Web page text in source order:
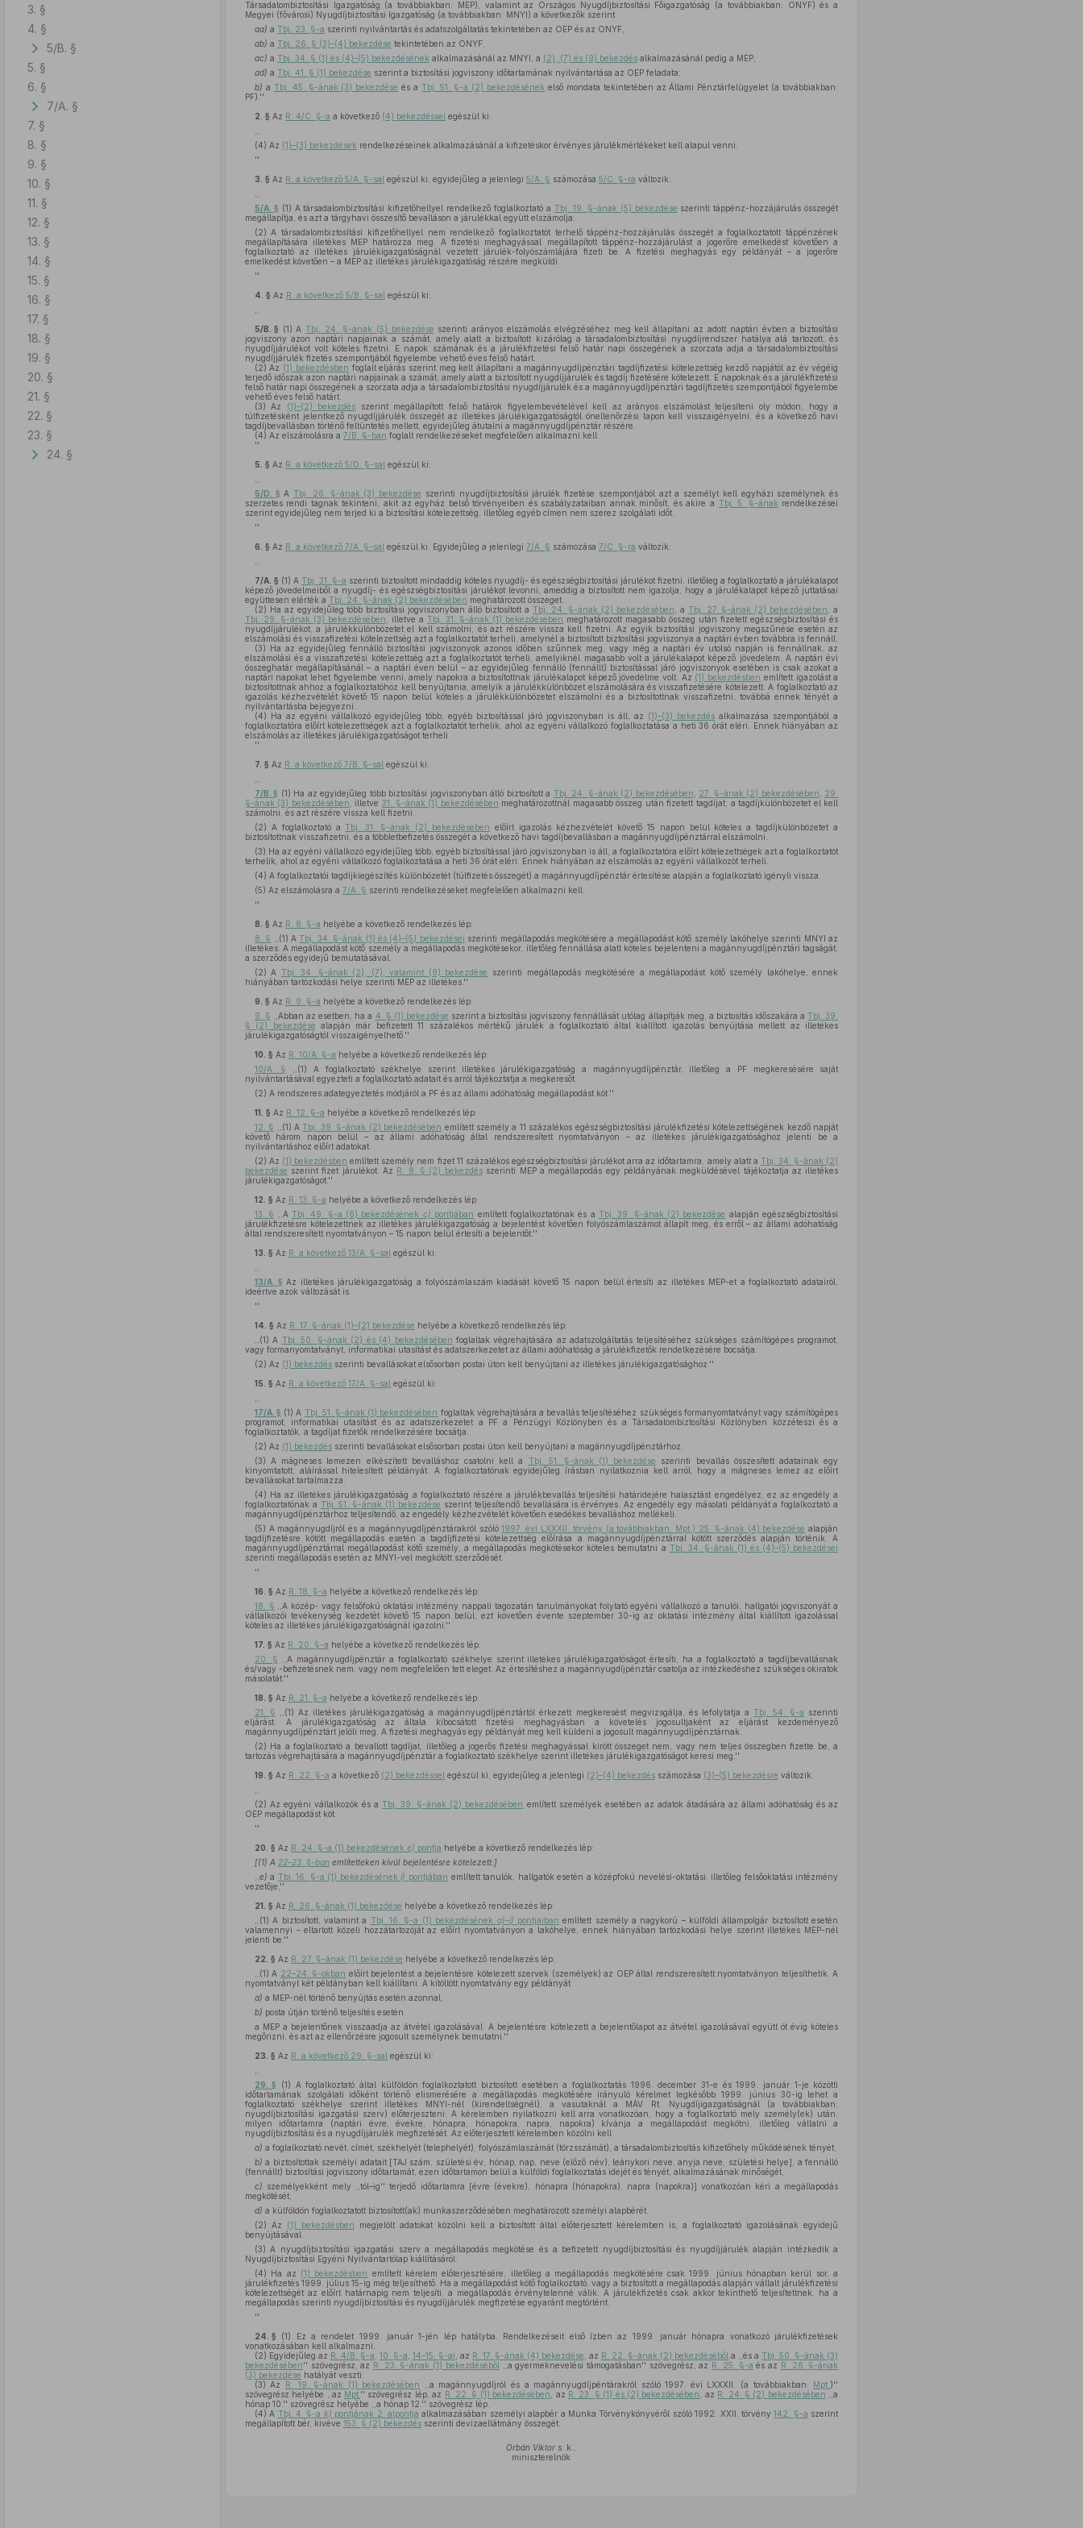
3. §
4. §
5/B. §
5. §
6. §
7/A. §
7. §
8. §
9. §
10. §
11. §
12. §
13. §
14. §
15. §
16. §
17. §
18. §
19. §
20. §
21. §
22. §
23. §
24. §
Társadalombiztosítási Igazgatóság (a továbbiakban: MEP), valamint az Országos Nyugdíjbiztosítási Főigazgatóság (a továbbiakban: ONYF) és a
Megyei (fővárosi) Nyugdíjbiztosítási Igazgatóság (a továbbiakban: MNYI) a következők szerint:
aa) a Tbj. 23. §-a szerinti nyilvántartás és adatszolgáltatás tekintetében az OEP és az ONYF,
ab) a Tbj. 26. § (3)–(4) bekezdése tekintetében az ONYF,
ac) a Tbj. 34. § (1) és (4)–(5) bekezdésének alkalmazásánál az MNYI, a (2), (7) és (9) bekezdésalkalmazásánál pedig a MEP,
ad) a Tbj. 41. § (1) bekezdése szerint a biztosítási jogviszony időtartamának nyilvántartása az OEP feladata;
b) a Tbj. 45. §-ának (3) bekezdése és a Tbj. 51. §-a (2) bekezdésének első mondata tekintetében az Állami Pénztárfelügyelet (a továbbiakban:
PF).''
2. § Az R. 4/C. §-a a következő (4) bekezdéssel egészül ki:
(4) Az (1)–(3) bekezdések rendelkezéseinek alkalmazásánál a kifizetéskor érvényes járulékmértékeket kell alapul venni.
''
3. § Az R. a következő 5/A. §-sal egészül ki, egyidejűleg a jelenlegi 5/A. § számozása 5/C. §-ra változik:
5/A. § (1) A társadalombiztosítási kifizetőhellyel rendelkező foglalkoztató a Tbj. 19. §-ának (5) bekezdése szerinti táppénz-hozzájárulás összegét
megállapítja, és azt a tárgyhavi összesítő bevalláson a járulékkal együtt elszámolja.
(2) A társadalombiztosítási kifizetőhellyel nem rendelkező foglalkoztatót terhelő táppénz-hozzájárulás összegét a foglalkoztatott táppénzének
megállapítására illetékes MEP határozza meg. A fizetési meghagyással megállapított táppénz-hozzájárulást a jogerőre emelkedést követően a
foglalkoztató az illetékes járulékigazgatóságnál vezetett járulék-folyószámlájára fizeti be. A fizetési meghagyás egy példányát – a jogerőre
emelkedést követően – a MEP az illetékes járulékigazgatóság részére megküldi.
''
4. § Az R. a következő 5/B. §-sal egészül ki:
5/B. § (1) A Tbj. 24. §-ának (5) bekezdése szerinti arányos elszámolás elvégzéséhez meg kell állapítani az adott naptári évben a biztosítási
jogviszony azon naptári napjainak a számát, amely alatt a biztosított kizárólag a társadalombiztosítási nyugdíjrendszer hatálya alá tartozott, és
nyugdíjjárulékot volt köteles fizetni. E napok számának és a járulékfizetési felső határ napi összegének a szorzata adja a társadalombiztosítási
nyugdíjjárulék fizetés szempontjából figyelembe vehető éves felső határt.
(2) Az (1) bekezdésben foglalt eljárás szerint meg kell állapítani a magánnyugdíjpénztári tagdíjfizetési kötelezettség kezdő napjától az év végéig
terjedő időszak azon naptári napjainak a számát, amely alatt a biztosított nyugdíjjárulék és tagdíj fizetésére kötelezett. E napoknak és a járulékfizetési
felső határ napi összegének a szorzata adja a társadalombiztosítási nyugdíjjárulék és a magánnyugdíjpénztári tagdíjfizetés szempontjából figyelembe
vehető éves felső határt.
(3) Az (1)–(2) bekezdés szerint megállapított felső határok figyelembevételével kell az arányos elszámolást teljesíteni oly módon, hogy a
túlfizetésként jelentkező nyugdíjjárulék összegét az illetékes járulékigazgatóságtól önellenőrzési lapon kell visszaigényelni, és a következő havi
tagdíjbevallásban történő feltüntetés mellett, egyidejűleg átutalni a magánnyugdíjpénztár részére.
(4) Az elszámolásra a 7/B. §-ban foglalt rendelkezéseket megfelelően alkalmazni kell.
''
5. § Az R. a következő 5/D. §-sal egészül ki:
5/D. § A Tbj. 26. §-ának (3) bekezdése szerinti nyugdíjbiztosítási járulék fizetése szempontjából azt a személyt kell egyházi személynek és
szerzetes rendi tagnak tekinteni, akit az egyház belső törvényeiben és szabályzataiban annak minősít, és akire a Tbj. 5. §-ának rendelkezései
szerint egyidejűleg nem terjed ki a biztosítási kötelezettség, illetőleg egyéb címen nem szerez szolgálati időt.
''
6. § Az R. a következő 7/A. §-sal egészül ki. Egyidejűleg a jelenlegi 7/A. § számozása 7/C. §-ra változik:
7/A. § (1) A Tbj. 31. §-a szerinti biztosított mindaddig köteles nyugdíj- és egészségbiztosítási járulékot fizetni, illetőleg a foglalkoztató a járulékalapot
képező jövedelmeiből a nyugdíj- és egészségbiztosítási járulékot levonni, ameddig a biztosított nem igazolja, hogy a járulékalapot képező juttatásai
együttesen elérték a Tbj. 24. §-ának (2) bekezdésében meghatározott összeget.
(2) Ha az egyidejűleg több biztosítási jogviszonyban álló biztosított a Tbj. 24. §-ának (2) bekezdésében , a Tbj. 27. §-ának (2) bekezdésében
, a
Tbj. 29. §-ának (3) bekezdésében , illetve a Tbj. 31. §-ának (1) bekezdésében meghatározott magasabb összeg után fizetett egészségbiztosítási és
nyugdíjjárulékot, a járulékkülönbözetet el kell számolni, és azt részére vissza kell fizetni. Az egyik biztosítási jogviszony megszűnése esetén az
elszámolási és visszafizetési kötelezettség azt a foglalkoztatót terheli, amelynél a biztosított biztosítási jogviszonya a naptári évben továbbra is fennáll.
(3) Ha az egyidejűleg fennálló biztosítási jogviszonyok azonos időben szűnnek meg, vagy még a naptári év utolsó napján is fennállnak, az
elszámolási és a visszafizetési kötelezettség azt a foglalkoztatót terheli, amelyiknél magasabb volt a járulékalapot képező jövedelem. A naptári évi
összeghatár megállapításánál – a naptári éven belül – az egyidejűleg fennálló (fennállt) biztosítással járó jogviszonyok esetében is csak azokat a
naptári napokat lehet figyelembe venni, amely napokra a biztosítottnak járulékalapot képező jövedelme volt. Az (1) bekezdésben említett igazolást a
biztosítottnak ahhoz a foglalkoztatóhoz kell benyújtania, amelyik a járulékkülönbözet elszámolására és visszafizetésére kötelezett. A foglalkoztató az
igazolás kézhezvételét követő 15 napon belül köteles a járulékkülönbözetet elszámolni és a biztosítottnak visszafizetni, továbbá ennek tényét a
nyilvántartásba bejegyezni.
(4) Ha az egyéni vállalkozó egyidejűleg több, egyéb biztosítással járó jogviszonyban is áll, az (1)–(3) bekezdés alkalmazása szempontjából a
foglalkoztatóra előírt kötelezettségek azt a foglalkoztatót terhelik, ahol az egyéni vállalkozó foglalkoztatása a heti 36 órát eléri. Ennek hiányában az
elszámolás az illetékes járulékigazgatóságot terheli.
''
7. § Az R. a következő 7/B. §-sal egészül ki:
7/B. § (1) Ha az egyidejűleg több biztosítási jogviszonyban álló biztosított a Tbj. 24. §-ának (2) bekezdésében 27. §-ának (2) bekezdésében
29.
§-ának (3) bekezdésében , illetve31. §-ának (1) bekezdésében meghatározottnál magasabb összeg után fizetett tagdíjat, a tagdíjkülönbözetet el kell
számolni, és azt részére vissza kell fizetni.
(2) A foglalkoztató a Tbj. 31. §-ának (2) bekezdésében előírt igazolás kézhezvételét követő 15 napon belül köteles a tagdíjkülönbözetet a
biztosítottnak visszafizetni, és a többletbefizetés összegét a következő havi tagdíjbevallásban a magánnyugdíjpénztárral elszámolni.
(3) Ha az egyéni vállalkozó egyidejűleg több, egyéb biztosítással járó jogviszonyban is áll, a foglalkoztatóra előírt kötelezettségek azt a foglalkoztatót
terhelik, ahol az egyéni vállalkozó foglalkoztatása a heti 36 órát eléri. Ennek hiányában az elszámolás az egyéni vállalkozót terheli.
(4) A foglalkoztatói tagdíjkiegészítés különbözetét (túlfizetés összegét) a magánnyugdíjpénztár értesítése alapján a foglalkoztató igényli vissza.
(5) Az elszámolásra a 7/A. § szerinti rendelkezéseket megfelelően alkalmazni kell.
''
8. § Az R. 8. §-a helyébe a következő rendelkezés lép:
8. §
,,(1) A Tbj. 34. §-ának (1) és (4)–(5) bekezdései szerinti megállapodás megkötésére a megállapodást kötő személy lakóhelye szerinti MNYI az
illetékes. A megállapodást kötő személy a megállapodás megkötésekor, illetőleg fennállása alatt köteles bejelenteni a magánnyugdíjpénztári tagságát,
a szerződés egyidejű bemutatásával.
(2) A Tbj. 34. §-ának (2), (7), valamint (9) bekezdése
szerinti megállapodás megkötésére a megállapodást kötő személy lakóhelye, ennek
hiányában tartózkodási helye szerinti MEP az illetékes.''
9. § Az R. 9. §-a helyébe a következő rendelkezés lép:
9. § ,,Abban az esetben, ha a 4. § (1) bekezdése szerint a biztosítási jogviszony fennállását utólag állapítják meg, a biztosítás időszakára a Tbj. 39.
§ (2) bekezdése alapján már befizetett 11 százalékos mértékű járulék a foglalkoztató által kiállított igazolás benyújtása mellett az illetékes
járulékigazgatóságtól visszaigényelhető.''
10. § Az R. 10/A. §-a helyébe a következő rendelkezés lép:
10/A. §
,,(1) A foglalkoztató székhelye szerint illetékes járulékigazgatóság a magánnyugdíjpénztár, illetőleg a PF megkeresésére saját
nyilvántartásával egyezteti a foglalkoztató adatait és arról tájékoztatja a megkeresőt.
(2) A rendszeres adategyeztetés módjáról a PF és az állami adóhatóság megállapodást köt.''
11. § Az R. 12. §-a helyébe a következő rendelkezés lép:
12. §
,,(1) A Tbj. 39. §-ának (2) bekezdésében említett személy a 11 százalékos egészségbiztosítási járulékfizetési kötelezettségének kezdő napját
követő három napon belül – az állami adóhatóság által rendszeresített nyomtatványon – az illetékes járulékigazgatósághoz jelenti be a
nyilvántartáshoz előírt adatokat.
(2) Az (1) bekezdésben említett személy nem fizet 11 százalékos egészségbiztosítási járulékot arra az időtartamra, amely alatt a Tbj. 34. §-ának (2)
bekezdése szerint fizet járulékot. Az R. 8. § (2) bekezdésszerinti MEP a megállapodás egy példányának megküldésével tájékoztatja az illetékes
járulékigazgatóságot.''
12. § Az R. 13. §-a helyébe a következő rendelkezés lép:
13. § ,,A Tbj. 49. §-a (6) bekezdésének c) pontjában említett foglalkoztatónak és a Tbj. 39. §-ának (2) bekezdése alapján egészségbiztosítási
járulékfizetésre kötelezettnek az illetékes járulékigazgatóság a bejelentést követően folyószámlaszámot állapít meg, és erről – az állami adóhatóság
által rendszeresített nyomtatványon – 15 napon belül értesíti a bejelentőt.''
13. § Az R. a következő 13/A. §-sal egészül ki:
13/A. § Az illetékes járulékigazgatóság a folyószámlaszám kiadását követő 15 napon belül értesíti az illetékes MEP-et a foglalkoztató adatairól,
ideértve azok változását is.
''
14. § Az R. 17. §-ának (1)–(2) bekezdése helyébe a következő rendelkezés lép:
,,(1) A Tbj. 50. §-ának (2) és (4) bekezdésében foglaltak végrehajtására az adatszolgáltatás teljesítéséhez szükséges számítógépes programot,
vagy formanyomtatványt, informatikai utasítást és adatszerkezetet az állami adóhatóság a járulékfizetők rendelkezésére bocsátja.
(2) Az (1) bekezdésszerinti bevallásokat elsősorban postai úton kell benyújtani az illetékes járulékigazgatósághoz.''
15. § Az R. a következő 17/A. §-sal egészül ki:
17/A. § (1) A Tbj. 51. §-ának (1) bekezdésében foglaltak végrehajtására a bevallás teljesítéséhez szükséges formanyomtatványt vagy számítógépes
programot, informatikai utasítást és az adatszerkezetet a PF a Pénzügyi Közlönyben és a Társadalombiztosítási Közlönyben közzéteszi és a
foglalkoztatók, a tagdíjat fizetők rendelkezésére bocsátja.
(2) Az (1) bekezdésszerinti bevallásokat elsősorban postai úton kell benyújtani a magánnyugdíjpénztárhoz.
(3) A mágneses lemezen elkészített bevalláshoz csatolni kell a
Tbj. 51. §-ának (1) bekezdése
szerinti bevallás összesített adatainak egy
kinyomtatott, aláírással hitelesített példányát. A foglalkoztatónak egyidejűleg írásban nyilatkoznia kell arról, hogy a mágneses lemez az előírt
bevallásokat tartalmazza.
(4) Ha az illetékes járulékigazgatóság a foglalkoztató részére a járulékbevallás teljesítési határidejére halasztást engedélyez, ez az engedély a
foglalkoztatónak a Tbj. 51. §-ának (1) bekezdése szerint teljesítendő bevallására is érvényes. Az engedély egy másolati példányát a foglalkoztató a
magánnyugdíjpénztárhoz teljesítendő, az engedély kézhezvételét követően esedékes bevalláshoz mellékeli.
(5) A magánnyugdíjról és a magánnyugdíjpénztárakról szóló1997. évi LXXXII. törvény (a továbbiakban: Mpt.) 25. §-ának (4) bekezdése alapján
tagdíjfizetésre kötött megállapodás esetén a tagdíjfizetési kötelezettség előírása a magánnyugdíjpénztárral kötött szerződés alapján történik. A
magánnyugdíjpénztárral megállapodást kötő személy, a megállapodás megkötésekor köteles bemutatni a Tbj. 34. §-ának (1) és (4)–(5) bekezdései
szerinti megállapodás esetén az MNYI-vel megkötött szerződését.
''
16. § Az R. 18. §-a helyébe a következő rendelkezés lép:
18. § ,,A közép- vagy felsőfokú oktatási intézmény nappali tagozatán tanulmányokat folytató egyéni vállalkozó a tanulói, hallgatói jogviszonyát a
vállalkozói tevékenység kezdetét követő 15 napon belül, ezt követően évente szeptember 30-ig az oktatási intézmény által kiállított igazolással
köteles az illetékes járulékigazgatóságnál igazolni.''
17. § Az R. 20. §-a helyébe a következő rendelkezés lép:
20. § ,,A magánnyugdíjpénztár a foglalkoztató székhelye szerint illetékes járulékigazgatóságot értesíti, ha a foglalkoztató a tagdíjbevallásnak
és/vagy -befizetésnek nem, vagy nem megfelelően tett eleget. Az értesítéshez a magánnyugdíjpénztár csatolja az intézkedéshez szükséges okiratok
másolatát.''
18. § Az R. 21. §-a helyébe a következő rendelkezés lép:
21. § ,,(1) Az illetékes járulékigazgatóság a magánnyugdíjpénztártól érkezett megkeresést megvizsgálja, és lefolytatja a Tbj. 54. §-a szerinti
eljárást. A járulékigazgatóság az általa kibocsátott fizetési meghagyásban a követelés jogosultjaként az eljárást kezdeményező
magánnyugdíjpénztárt jelöli meg. A fizetési meghagyás egy példányát meg kell küldeni a jogosult magánnyugdíjpénztárnak.
(2) Ha a foglalkoztató a bevallott tagdíjat, illetőleg a jogerős fizetési meghagyással kirótt összeget nem, vagy nem teljes összegben fizette be, a
tartozás végrehajtására a magánnyugdíjpénztár a foglalkoztató székhelye szerint illetékes járulékigazgatóságot keresi meg.''
19. § Az R. 22. §-a a következő (2) bekezdéssel egészül ki, egyidejűleg a jelenlegi (2)–(4) bekezdésszámozása (3)–(5) bekezdésre változik.
(2) Az egyéni vállalkozók és a Tbj. 39. §-ának (2) bekezdésében említett személyek esetében az adatok átadására az állami adóhatóság és az
OEP megállapodást köt.
''
20. § Az R. 24. §-a (1) bekezdésének e) pontja helyébe a következő rendelkezés lép:
[(1) A 22–23. §-ban említetteken kívül bejelentésre kötelezett:]
e) a Tbj. 16. §-a (1) bekezdéséneki) pontjában említett tanulók, hallgatók esetén a középfokú nevelési-oktatási, illetőleg felsőoktatási intézmény
vezetője,''
21. § Az R. 26. §-ának (1) bekezdése helyébe a következő rendelkezés lép:
,,(1) A biztosított, valamint a Tbj. 16. §-a (1) bekezdésének a)–j) pontjaiban említett személy a nagykorú – külföldi állampolgár biztosított esetén
valamennyi – eltartott közeli hozzátartozóját az előírt nyomtatványon a lakóhelye, ennek hiányában tartózkodási helye szerint illetékes MEP-nél
jelenti be.''
22. § Az R. 27. §-ának (1) bekezdése helyébe a következő rendelkezés lép:
,,(1) A 22–24. §-okban előírt bejelentést a bejelentésre kötelezett szervek (személyek) az OEP által rendszeresített nyomtatványon teljesíthetik. A
nyomtatványt két példányban kell kiállítani. A kitöltött nyomtatvány egy példányát
a) a MEP-nél történő benyújtás esetén azonnal,
b) posta útján történő teljesítés esetén
a MEP a bejelentőnek visszaadja az átvétel igazolásával. A bejelentésre kötelezett a bejelentőlapot az átvétel igazolásával együtt öt évig köteles
megőrizni, és azt az ellenőrzésre jogosult személynek bemutatni.''
23. § Az R. a következő 29. §-sal egészül ki:
29. §
(1) A foglalkoztató által külföldön foglalkoztatott biztosított esetében a foglalkoztatás 1996. december 31-e és 1999. január 1-je közötti
időtartamának szolgálati időként történő elismerésére a megállapodás megkötésére irányuló kérelmet legkésőbb 1999. június 30-ig lehet a
foglalkoztató székhelye szerint illetékes MNYI-nél (kirendeltségnél), a vasutaknál a MÁV Rt. Nyugdíjigazgatóságnál (a továbbiakban:
nyugdíjbiztosítási igazgatási szerv) előterjeszteni. A kérelemben nyilatkozni kell arra vonatkozóan, hogy a foglalkoztató mely személy(ek) után,
milyen időtartamra (naptári évre, évekre, hónapra, hónapokra, napra, napokra) kívánja a megállapodást megkötni, illetőleg vállalni a
nyugdíjbiztosítási és a nyugdíjjárulék megfizetését. Az előterjesztett kérelemben közölni kell
a) a foglalkoztató nevét, címét, székhelyét (telephelyét), folyószámlaszámát (törzsszámát), a társadalombiztosítás kifizetőhely működésének tényét,
b) a biztosítottak személyi adatait [TAJ szám, születési év, hónap, nap, neve (előző név), leánykori neve, anyja neve, születési helye], a fennálló
(fennállt) biztosítási jogviszony időtartamát, ezen időtartamon belül a külföldi foglalkoztatás idejét és tényét, alkalmazásának minőségét,
c) személyekként mely ,,tól–ig'' terjedő időtartamra [évre (évekre), hónapra (hónapokra), napra (napokra)] vonatkozóan kéri a megállapodás
megkötését,
d) a külföldön foglalkoztatott biztosított(ak) munkaszerződésében meghatározott személyi alapbérét.
(2) Az
(1) bekezdésben megjelölt adatokat közölni kell a biztosított által előterjesztett kérelemben is, a foglalkoztató igazolásának egyidejű
benyújtásával.
(3) A nyugdíjbiztosítási igazgatási szerv a megállapodás megkötése és a befizetett nyugdíjbiztosítási és nyugdíjjárulék alapján intézkedik a
Nyugdíjbiztosítási Egyéni Nyilvántartólap kiállításáról.
(4) Ha az (1) bekezdésben említett kérelem előterjesztésére, illetőleg a megállapodás megkötésére csak 1999. június hónapban kerül sor, a
járulékfizetés 1999. július 15-ig még teljesíthető. Ha a megállapodást kötő foglalkoztató, vagy a biztosított a megállapodás alapján vállalt járulékfizetési
kötelezettségét az előírt határnapig nem teljesíti, a megállapodás érvénytelenné válik. A járulékfizetés csak akkor tekinthető teljesítettnek, ha a
megállapodás szerinti nyugdíjbiztosítási és nyugdíjjárulék megfizetése egyaránt megtörtént.
''
24. § (1) Ez a rendelet 1999. január 1-jén lép hatályba. Rendelkezéseit első ízben az 1999. január hónapra vonatkozó járulékfizetések
vonatkozásában kell alkalmazni.
(2) Egyidejűleg az R. 4/B. §-a 10. §-a 14–15. §-ai , az R. 17. §-ának (4) bekezdése , az R. 22. §-ának (2) bekezdéséből a ,,és a Tbj. 50. §-ának (3)
bekezdésében'' szövegrész, az R. 23. §-ának (1) bekezdéséből ,,a gyermeknevelési támogatásban'' szövegrész, az R. 25. §-a és az R. 26. §-ának
(3) bekezdése hatályát veszti.
(3) Az R. 19. §-ának (1) bekezdésében ,,a magánnyugdíjról és a magánnyugdíjpéntárakról szóló 1997. évi LXXXII. (a továbbiakban: Mpt. )''
szövegrész helyébe ,,az Mpt. '' szövegrész lép, az R. 22. § (1) bekezdésében , az R. 23. § (1) és (2) bekezdésében , az R. 24. § (2) bekezdésében ,,a
hónap 10.'' szövegrész helyébe ,,a hónap 12.'' szövegrész lép.
(4) A Tbj. 4. §-a k) pontjának 2. alpontja alkalmazásában személyi alapbér a Munka Törvénykönyvéről szóló 1992. XXII. törvény142. §-a szerint
megállapított bér, kivéve 153. § (2) bekezdésszerinti devizaellátmány összegét.
Orbán Viktor s. k.,
miniszterelnök